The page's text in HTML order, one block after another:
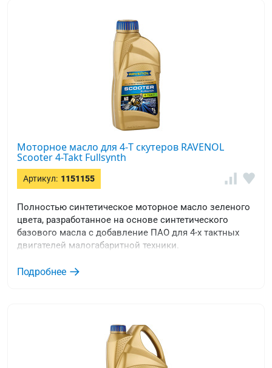
Моторное масло для 4-T скутеров RAVENOL
Scooter 4-Takt Fullsynth
Артикул: 1151155
Полностью синтетическое моторное масло зеленого
цвета, разработанное на основе синтетического
базового масла с добавление ПАО для 4-х тактных
двигателей малогабаритной техники.
Подробнее